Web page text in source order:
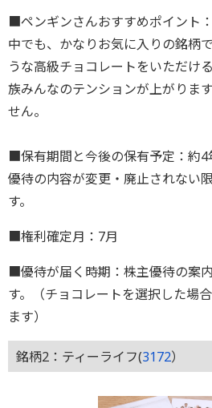
■ペンギンさんおすすめポイント
中でも、かなりお気に入りの銘柄
うな高級チョコレートをいただけ
族みんなのテンションが上がりま
せん。
■保有期間と今後の保有予定：約4
優待の内容が変更・廃止されない
す。
■権利確定月：7月
■優待が届く時期：株主優待の案
す。（チョコレートを選択した場
ます）
銘柄2：ティーライフ(3172）